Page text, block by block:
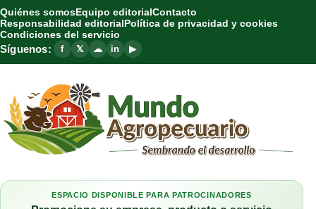
Quiénes somosEquipo editorialContacto
Responsabilidad editorialPolítica de privacidad y cookies
Condiciones del servicio
Síguenos: f 𝕏 ☁ in ▶
ESPACIO DISPONIBLE PARA PATROCINADORES